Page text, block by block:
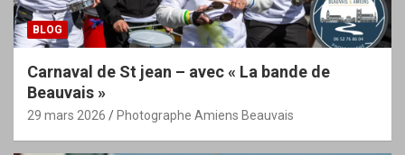
BLOG
Carnaval de St jean – avec « La bande de
Beauvais »
29 mars 2026 Photographe Amiens Beauvais